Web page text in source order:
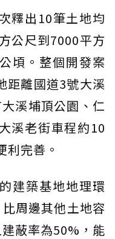
釋出10筆土地均
公尺到7000平方
頃。整個開發案
距離國道3號大溪
溪埔頂公園、仁
溪老街車程約10
完善。
建築基地地理環
周邊其他土地容
蔽率為50%，能